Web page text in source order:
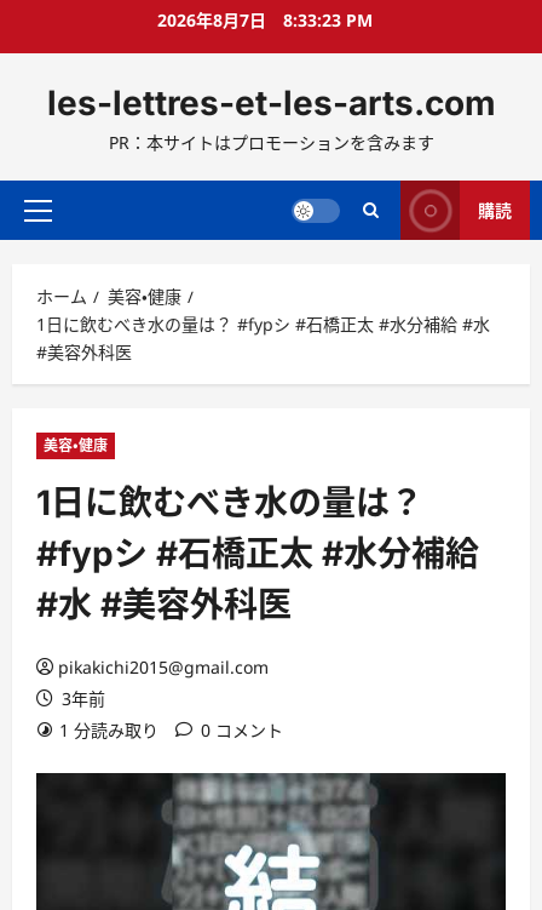
ス
ッ
2026年8月7日 8:33:24 PM
les-lettres-et-les-arts.com
PR：本サイトはプロモーションを含みます
メ
メ
ニ
ュ
ー
購読
ホーム
美容・健康
1日に飲むべき水の量は？ #fypシ #石橋正太 #水分補給 #水
#美容外科医
美容・健康
1日に飲むべき水の量は？
#fypシ #石橋正太 #水分補給
#水 #美容外科医
pikakichi2015@gmail.com
3年前
1 分読み取り
0 コメント